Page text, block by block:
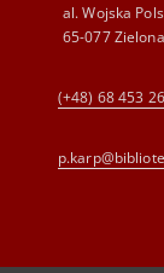
al. Wojska
65-077
(+48) 68 453